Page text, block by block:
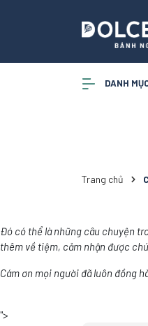
DANH
Trang chủ
Đó có thể là những câu chuyện
thêm về tiệm, cảm nhận được
Cám ơn mọi người đã luôn đồng
">